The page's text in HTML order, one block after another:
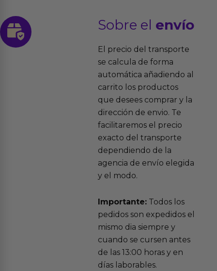
Sobre el envío
El precio del transporte
se calcula de forma
automática añadiendo al
carrito los productos
que desees comprar y la
dirección de envio. Te
facilitaremos el precio
exacto del transporte
dependiendo de la
agencia de envío elegida
y el modo.
Importante:Todos los
pedidos son expedidos el
mismo dia siempre y
cuando se cursen antes
de las 13:00 horas y en
días laborables.